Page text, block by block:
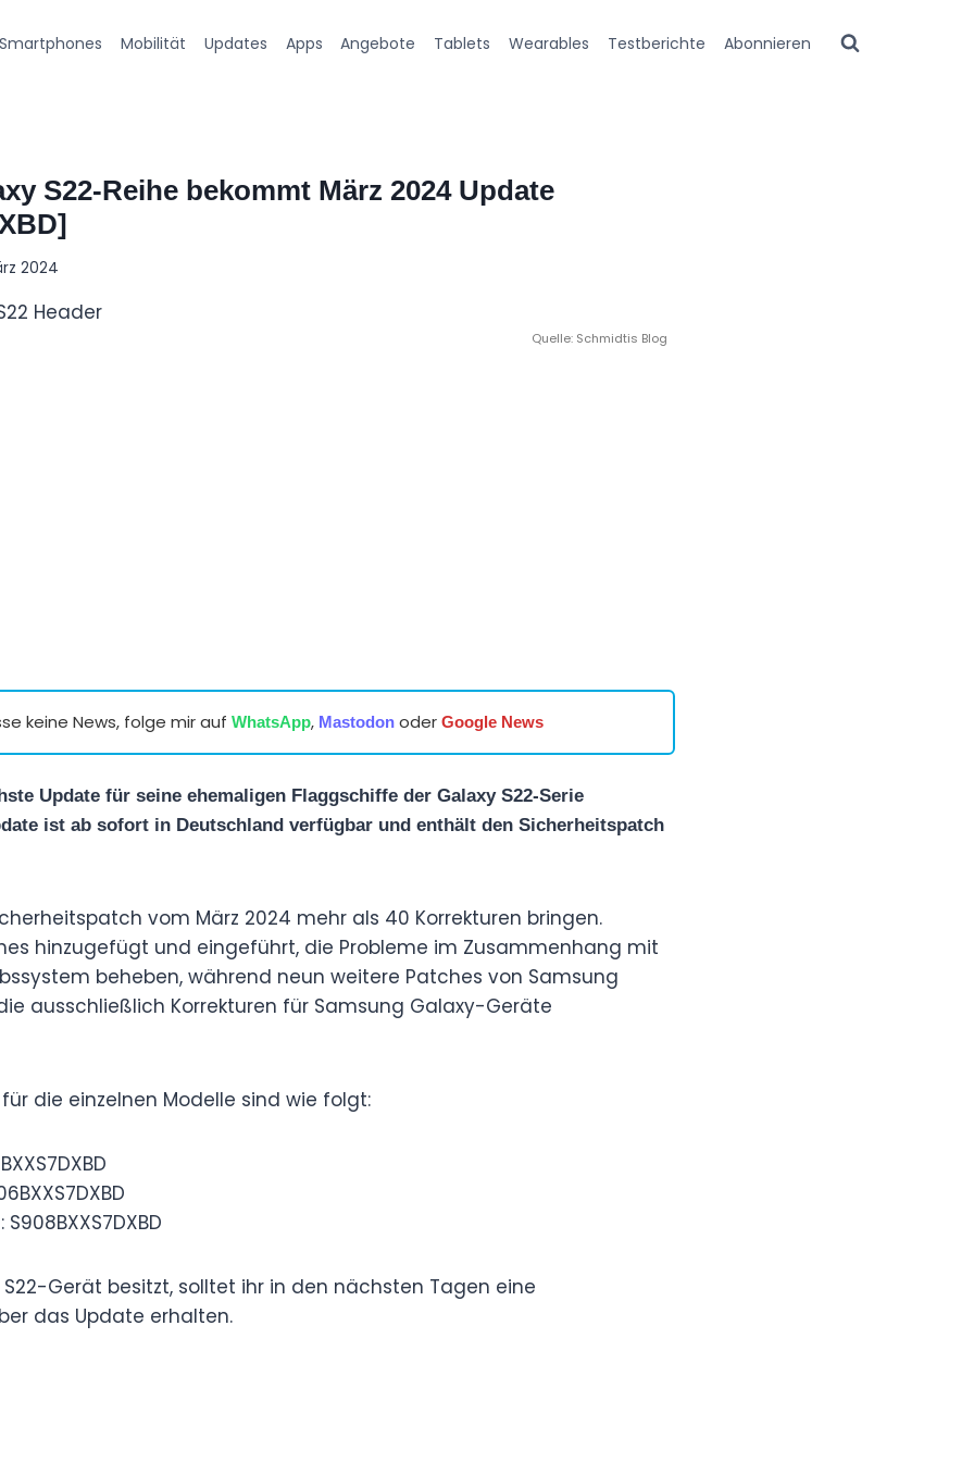
Smartphones Mobilität Updates Apps Angebote Tablets Wearables Testberichte Abonnieren
S22-Reihe bekommt März 2024 Update
2024
Quelle: Schmidtis Blog
keine News, folge mir auf WhatsApp, Mastodonoder Google News
Update für seine ehemaligen Flaggschiffe der Galaxy S22-Serie
ist ab sofort in Deutschland verfügbar und enthält den Sicherheitspatch
vom März 2024 mehr als 40 Korrekturen bringen.
hinzugefügt und eingeführt, die Probleme im Zusammenhang mit
beheben, während neun weitere Patches von Samsung
ausschließlich Korrekturen für Samsung Galaxy-Geräte
die einzelnen Modelle sind wie folgt:
Gerät besitzt, solltet ihr in den nächsten Tagen eine
das Update erhalten.